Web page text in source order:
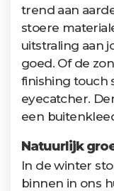
trend aan
stoere
uitstraling aan
goed. Of de
finishing touch
eyecatcher.
een
Natuurlijk
In de winter
binnen in ons